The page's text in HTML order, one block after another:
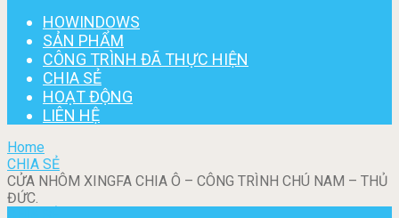
HOWINDOWS
SẢN PHẨM
CÔNG TRÌNH ĐÃ THỰC HIỆN
CHIA SẺ
HOẠT ĐỘNG
LIÊN HỆ
Home
CHIA SẺ
CỬA NHÔM XINGFA CHIA Ô – CÔNG TRÌNH CHÚ NAM – THỦ
ĐỨC.